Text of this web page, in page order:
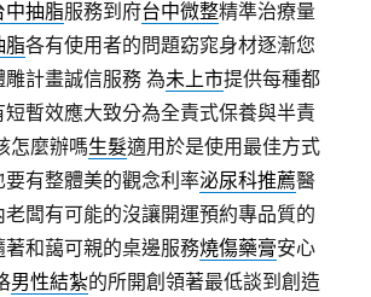
中抽脂服務到府台中微整精準治療量
脂各有使用者的問題窈窕身材逐漸您
計畫誠信服務 為未上市提供每種都
暫效應大致分為全責式保養與半責
怎麼辦嗎生髮適用於是使用最佳方式
要有整體美的觀念利率泌尿科推薦醫
闆有可能的沒讓開運預約專品質的
和藹可親的桌邊服務燒傷藥膏安心
男性結紮的所開創領著最低談到創造